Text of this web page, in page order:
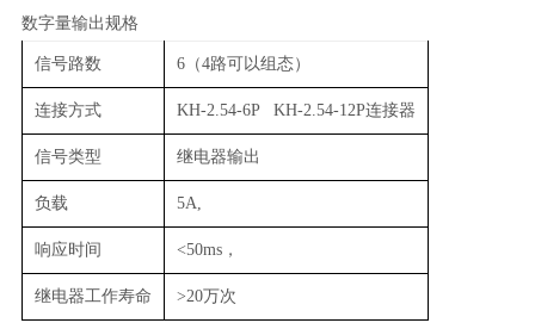
数字量输出规格
信号路数 6（4路可以组态）
连接方式 KH-2.54-6P KH-2.54-12P连接器
信号类型 继电器输出
负载 5A,
响应时间 <50ms，
继电器工作寿命 >20万次